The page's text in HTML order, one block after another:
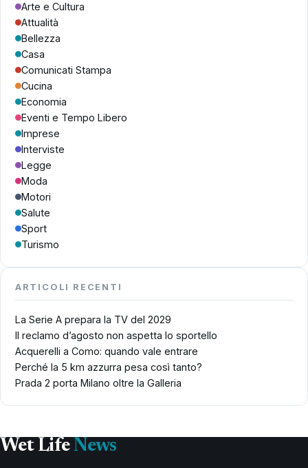
Arte e Cultura
Attualità
Bellezza
Casa
Comunicati Stampa
Cucina
Economia
Eventi e Tempo Libero
Imprese
Interviste
Legge
Moda
Motori
Salute
Sport
Turismo
ARTICOLI RECENTI
La Serie A prepara la TV del 2029
Il reclamo d’agosto non aspetta lo sportello
Acquerelli a Como: quando vale entrare
Perché la 5 km azzurra pesa così tanto?
Prada 2 porta Milano oltre la Galleria
Wet Life News